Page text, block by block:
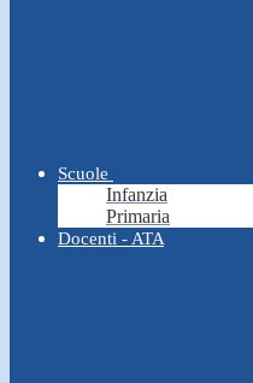
Scuole
Infanzia
Primaria
Docenti - ATA